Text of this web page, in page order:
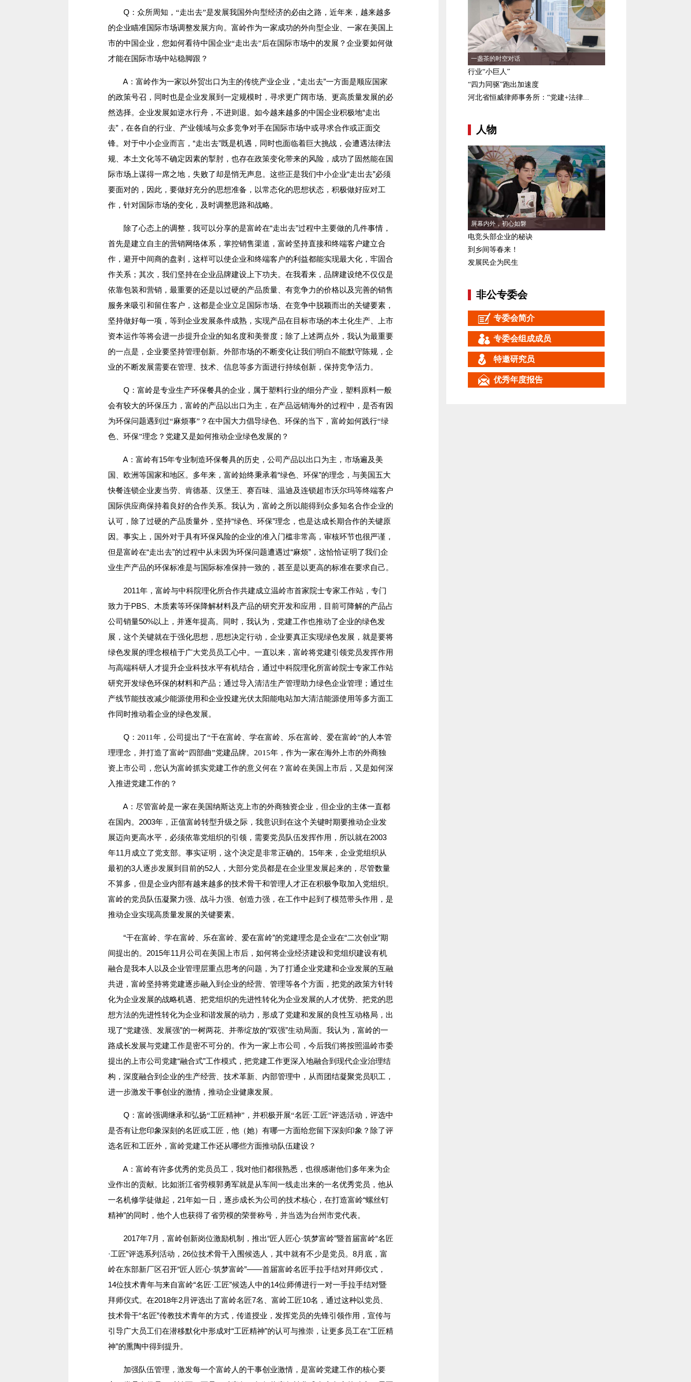
Q： 众所周知，“走出去”是发展我国外向型经济的必由之路，近年来，越来越多
的企业瞄准国际市场调整发展方向。富岭作为一家成功的外向型企业、一家在美国上
市的中国企业，您如何看待中国企业“走出去”后在国际市场中的发展？企业要如何做
才能在国际市场中站稳脚跟？
A：富岭作为一家以外贸出口为主的传统产业企业，“走出去”一方面是顺应国家
的政策号召，同时也是企业发展到一定规模时，寻求更广阔市场、更高质量发展的必
然选择。企业发展如逆水行舟，不进则退。如今越来越多的中国企业积极地“走出
去”，在各自的行业、产业领域与众多竞争对手在国际市场中或寻求合作或正面交
锋。对于中小企业而言，“走出去”既是机遇，同时也面临着巨大挑战，会遭遇法律法
规、本土文化等不确定因素的掣肘，也存在政策变化带来的风险，成功了固然能在国
际市场上谋得一席之地，失败了却是悄无声息。这些正是我们中小企业“走出去”必须
要面对的，因此，要做好充分的思想准备，以常态化的思想状态，积极做好应对工
作，针对国际市场的变化，及时调整思路和战略。
除了心态上的调整，我可以分享的是富岭在“走出去”过程中主要做的几件事情，
首先是建立自主的营销网络体系，掌控销售渠道，富岭坚持直接和终端客户建立合
作，避开中间商的盘剥，这样可以使企业和终端客户的利益都能实现最大化，牢固合
作关系；其次，我们坚持在企业品牌建设上下功夫。在我看来，品牌建设绝不仅仅是
依靠包装和营销，最重要的还是以过硬的产品质量、有竞争力的价格以及完善的销售
服务来吸引和留住客户，这都是企业立足国际市场、在竞争中脱颖而出的关键要素，
坚持做好每一项，等到企业发展条件成熟，实现产品在目标市场的本土化生产、上市
资本运作等将会进一步提升企业的知名度和美誉度；除了上述两点外，我认为最重要
的一点是，企业要坚持管理创新。外部市场的不断变化让我们明白不能默守陈规，企
业的不断发展需要在管理、技术、信息等多方面进行持续创新，保持竞争活力。
Q： 富岭是专业生产环保餐具的企业，属于塑料行业的细分产业，塑料原料一般
会有较大的环保压力，富岭的产品以出口为主，在产品远销海外的过程中，是否有因
为环保问题遇到过“麻烦事”？在中国大力倡导绿色、环保的当下，富岭如何践行“绿
色、环保”理念？党建又是如何推动企业绿色发展的？
A：富岭有15年专业制造环保餐具的历史，公司产品以出口为主，市场遍及美
国、欧洲等国家和地区。多年来，富岭始终秉承着“绿色、环保”的理念，与美国五大
快餐连锁企业麦当劳、肯德基、汉堡王、赛百味、温迪及连锁超市沃尔玛等终端客户
国际供应商保持着良好的合作关系。我认为，富岭之所以能得到众多知名合作企业的
认可，除了过硬的产品质量外，坚持“绿色、环保”理念，也是达成长期合作的关键原
因。事实上，国外对于具有环保风险的企业的准入门槛非常高，审核环节也很严谨，
但是富岭在“走出去”的过程中从未因为环保问题遭遇过“麻烦”，这恰恰证明了我们企
业生产产品的环保标准是与国际标准保持一致的，甚至是以更高的标准在要求自己。
2011年，富岭与中科院理化所合作共建成立温岭市首家院士专家工作站，专门
致力于PBS、木质素等环保降解材料及产品的研究开发和应用，目前可降解的产品占
公司销量50%以上，并逐年提高。同时，我认为，党建工作也推动了企业的绿色发
展，这个关键就在于强化思想，思想决定行动，企业要真正实现绿色发展，就是要将
绿色发展的理念根植于广大党员员工心中。一直以来，富岭将党建引领党员发挥作用
与高端科研人才提升企业科技水平有机结合，通过中科院理化所富岭院士专家工作站
研究开发绿色环保的材料和产品；通过导入清洁生产管理助力绿色企业管理；通过生
产线节能技改减少能源使用和企业投建光伏太阳能电站加大清洁能源使用等多方面工
作同时推动着企业的绿色发展。
Q： 2011年，公司提出了“干在富岭、学在富岭、乐在富岭、爱在富岭”的人本管
理理念，并打造了富岭“四部曲”党建品牌。2015年，作为一家在海外上市的外商独
资上市公司，您认为富岭抓实党建工作的意义何在？富岭在美国上市后，又是如何深
入推进党建工作的？
A：尽管富岭是一家在美国纳斯达克上市的外商独资企业，但企业的主体一直都
在国内。2003年，正值富岭转型升级之际，我意识到在这个关键时期要推动企业发
展迈向更高水平，必须依靠党组织的引领，需要党员队伍发挥作用，所以就在2003
年11月成立了党支部。事实证明，这个决定是非常正确的。15年来，企业党组织从
最初的3人逐步发展到目前的52人，大部分党员都是在企业里发展起来的，尽管数量
不算多，但是企业内部有越来越多的技术骨干和管理人才正在积极争取加入党组织。
富岭的党员队伍凝聚力强、战斗力强、创造力强，在工作中起到了模范带头作用，是
推动企业实现高质量发展的关键要素。
“干在富岭、学在富岭、乐在富岭、爱在富岭”的党建理念是企业在“二次创业”期
间提出的。2015年11月公司在美国上市后，如何将企业经济建设和党组织建设有机
融合是我本人以及企业管理层重点思考的问题，为了打通企业党建和企业发展的互融
共进，富岭坚持将党建逐步融入到企业的经营、管理等各个方面，把党的政策方针转
化为企业发展的战略机遇、把党组织的先进性转化为企业发展的人才优势、把党的思
想方法的先进性转化为企业和谐发展的动力，形成了党建和发展的良性互动格局，出
现了“党建强、发展强”的一树两花、并蒂绽放的“双强”生动局面。我认为，富岭的一
路成长发展与党建工作是密不可分的。作为一家上市公司，今后我们将按照温岭市委
提出的上市公司党建“融合式”工作模式，把党建工作更深入地融合到现代企业治理结
构，深度融合到企业的生产经营、技术革新、内部管理中，从而团结凝聚党员职工，
进一步激发干事创业的激情，推动企业健康发展。
Q： 富岭强调继承和弘扬“工匠精神”，并积极开展“名匠·工匠”评选活动，评选中
是否有让您印象深刻的名匠或工匠，他（她）有哪一方面给您留下深刻印象？除了评
选名匠和工匠外，富岭党建工作还从哪些方面推动队伍建设？
A：富岭有许多优秀的党员员工，我对他们都很熟悉，也很感谢他们多年来为企
业作出的贡献。比如浙江省劳模郭勇军就是从车间一线走出来的一名优秀党员，他从
一名机修学徒做起，21年如一日，逐步成长为公司的技术核心，在打造富岭“螺丝钉
精神”的同时，他个人也获得了省劳模的荣誉称号，并当选为台州市党代表。
2017年7月，富岭创新岗位激励机制，推出“匠人匠心·筑梦富岭”暨首届富岭“名匠
·工匠”评选系列活动，26位技术骨干入围候选人，其中就有不少是党员。8月底，富
岭在东部新厂区召开“匠人匠心·筑梦富岭”——首届富岭名匠手拉手结对拜师仪式，
14位技术青年与来自富岭“名匠·工匠”候选人中的14位师傅进行一对一手拉手结对暨
拜师仪式。在2018年2月评选出了富岭名匠7名、富岭工匠10名，通过这种以党员、
技术骨干“名匠”传教技术青年的方式，传道授业，发挥党员的先锋引领作用，宣传与
引导广大员工们在潜移默化中形成对“工匠精神”的认可与推崇，让更多员工在“工匠精
神”的熏陶中得到提升。
加强队伍管理，激发每一个富岭人的干事创业激情，是富岭党建工作的核心要
一盏茶的时空对话
行业“小巨人”
“四力同驱”跑出加速度
河北省恒威律师事务所：“党建+法律...
人物
屏幕内外，初心如磐
电竞头部企业的秘诀
到乡间等春来！
发展民企为民生
非公专委会
专委会简介
专委会组成成员
特邀研究员
优秀年度报告